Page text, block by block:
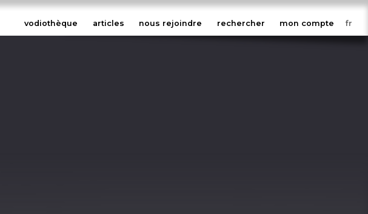
vodiothèque articles nous rejoindre rechercher mon compte